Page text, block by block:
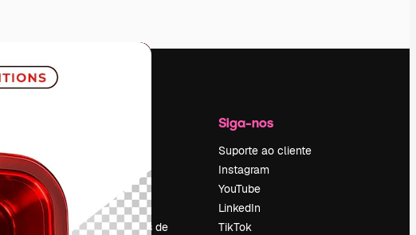
e
Reviews
Emprego
Tendências de
Siga-nos
Suporte ao cliente
Instagram
YouTube
LinkedIn
TikTok